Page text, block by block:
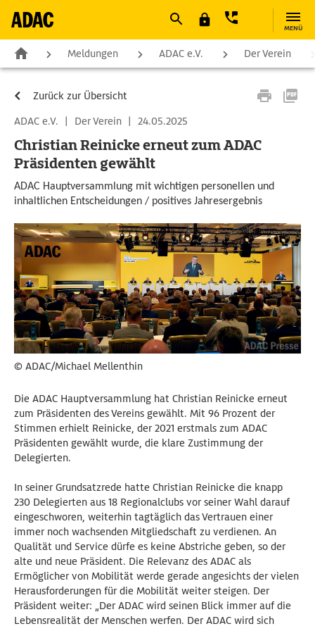
MENÜ
Meldungen ADAC e.V. Der Verein
Zurück zur Übersicht
ADAC e.V.
| Der Verein | 24.05.2025
Christian Reinicke erneut zum ADAC
Präsidenten gewählt
ADAC Hauptversammlung mit wichtigen personellen und
inhaltlichen Entscheidungen / positives Jahresergebnis
© ADAC/Michael Mellenthin
Die ADAC Hauptversammlung hat Christian Reinicke erneut
zum Präsidenten des Vereins gewählt. Mit 96 Prozent der
Stimmen erhielt Reinicke, der 2021 erstmals zum ADAC
Präsidenten gewählt wurde, die klare Zustimmung der
Delegierten.
In seiner Grundsatzrede hatte Christian Reinicke die knapp
230 Delegierten aus 18 Regionalclubs vor seiner Wahl darauf
eingeschworen, weiterhin tagtäglich das Vertrauen einer
immer noch wachsenden Mitgliedschaft zu verdienen. An
Qualität und Service dürfe es keine Abstriche geben, so der
alte und neue Präsident. Die Relevanz des ADAC als
Ermöglicher von Mobilität werde gerade angesichts der vielen
Herausforderungen für die Mobilität weiter steigen. Der
Präsident weiter: „Der ADAC wird seinen Blick immer auf die
Lebensrealität der Menschen werfen. Der ADAC wird sich